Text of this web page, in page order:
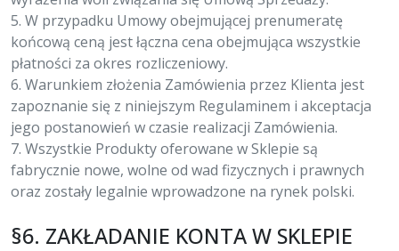
5. W przypadku Umowy obejmującej prenumeratę
końcową ceną jest łączna cena obejmująca wszystkie
płatności za okres rozliczeniowy.
6. Warunkiem złożenia Zamówienia przez Klienta jest
zapoznanie się z niniejszym Regulaminem i akceptacja
jego postanowień w czasie realizacji Zamówienia.
7. Wszystkie Produkty oferowane w Sklepie są
fabrycznie nowe, wolne od wad fizycznych i prawnych
oraz zostały legalnie wprowadzone na rynek polski.
§6. ZAKŁADANIE KONTA W SKLEPIE